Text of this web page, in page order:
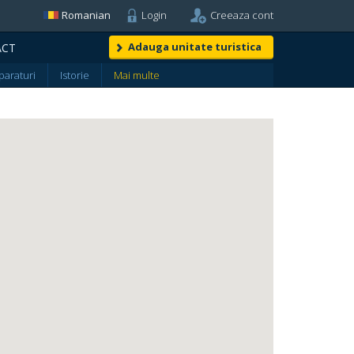
Login Creeaza cont
Romanian
Adauga unitate turistica
Istorie Mai multe